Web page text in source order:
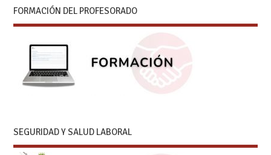
FORMACIÓN DEL PROFESORADO
SEGURIDAD Y SALUD LABORAL